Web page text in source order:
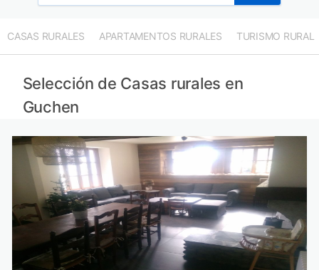
CASAS RURALES APARTAMENTOS RURALES TURISMO RURAL
Selección de Casas rurales en
Guchen